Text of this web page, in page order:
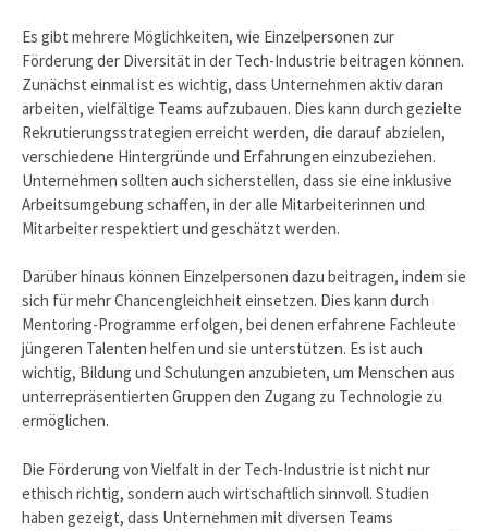
Es gibt mehrere Möglichkeiten, wie Einzelpersonen zur
Förderung der Diversität in der Tech-Industrie beitragen können.
Zunächst einmal ist es wichtig, dass Unternehmen aktiv daran
arbeiten, vielfältige Teams aufzubauen. Dies kann durch gezielte
Rekrutierungsstrategien erreicht werden, die darauf abzielen,
verschiedene Hintergründe und Erfahrungen einzubeziehen.
Unternehmen sollten auch sicherstellen, dass sie eine inklusive
Arbeitsumgebung schaffen, in der alle Mitarbeiterinnen und
Mitarbeiter respektiert und geschätzt werden.
Darüber hinaus können Einzelpersonen dazu beitragen, indem sie
sich für mehr Chancengleichheit einsetzen. Dies kann durch
Mentoring-Programme erfolgen, bei denen erfahrene Fachleute
jüngeren Talenten helfen und sie unterstützen. Es ist auch
wichtig, Bildung und Schulungen anzubieten, um Menschen aus
unterrepräsentierten Gruppen den Zugang zu Technologie zu
ermöglichen.
Die Förderung von Vielfalt in der Tech-Industrie ist nicht nur
ethisch richtig, sondern auch wirtschaftlich sinnvoll. Studien
haben gezeigt, dass Unternehmen mit diversen Teams